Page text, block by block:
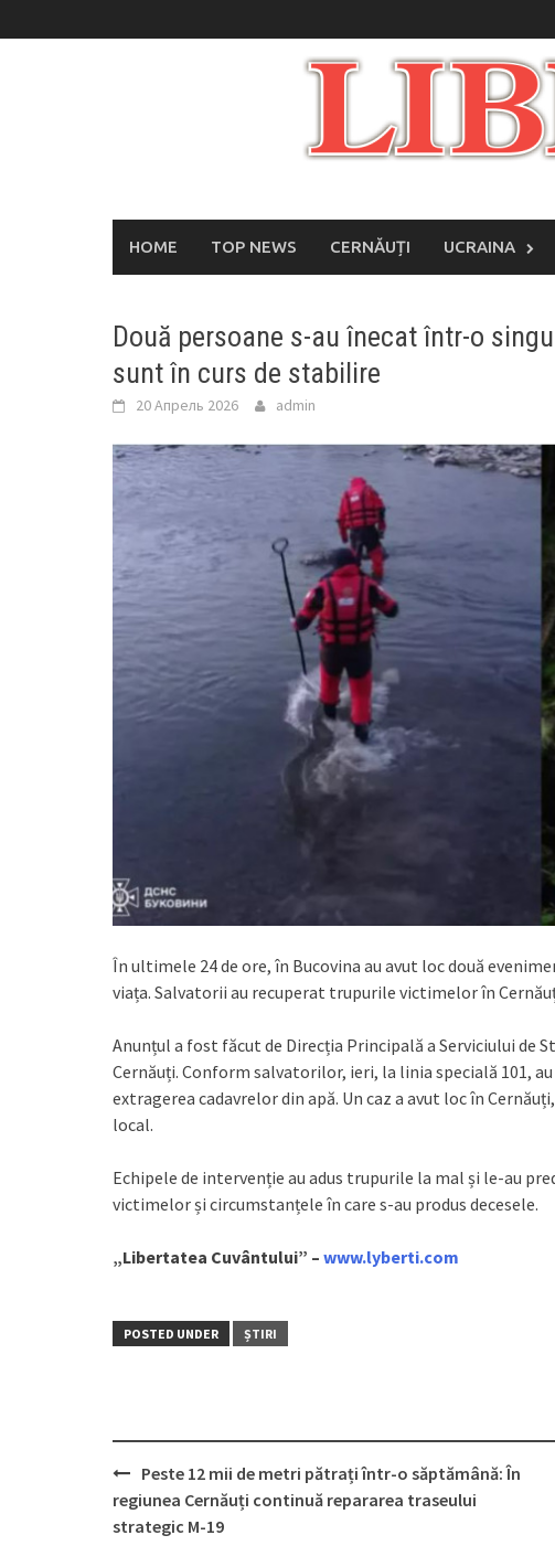
to
HOME TOP NEWS CERNĂUȚI UCRAINA
Două persoane s-au înecat într-o
sunt în curs de stabilire
20 Апрель 2026 admin
În ultimele 24 de ore, în Bucovina au avut loc două
viața. Salvatorii au recuperat trupurile victimelor în
Anunțul a fost făcut de Direcția Principală a Serviciului de
Cernăuți. Conform salvatorilor, ieri, la linia specială 101,
extragerea cadavrelor din apă. Un caz a avut loc în
local.
Echipele de intervenție au adus trupurile la mal și le-au
victimelor și circumstanțele în care s-au produs decesele.
„Libertatea Cuvântului” – www.lyberti.com
POSTED UNDER ȘTIRI
Post
navigation
Peste 12 mii de metri pătrați într-o săptămână: În
regiunea Cernăuți continuă repararea traseului
strategic M-19